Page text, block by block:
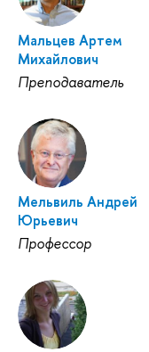
Мальцев Артем
Михайлович
Преподаватель
Мельвиль Андрей
Юрьевич
Профессор